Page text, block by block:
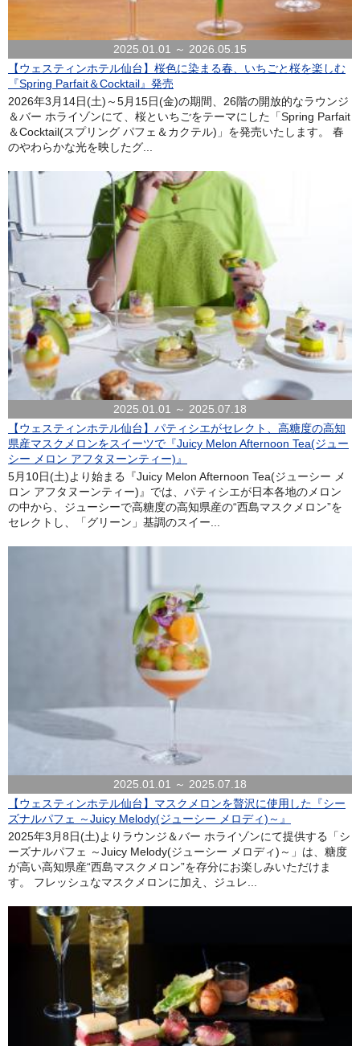
2025.01.01 ～ 2026.05.15
【ウェスティンホテル仙台】桜色に染まる春、いちごと桜を楽しむ
『Spring Parfait＆Cocktail』発売
2026年3月14日(土)～5月15日(金)の期間、26階の開放的なラウンジ
＆バー ホライゾンにて、桜といちごをテーマにした「Spring Parfait
＆Cocktail(スプリング パフェ＆カクテル)」を発売いたします。 春
のやわらかな光を映したグ...
2025.01.01 ～ 2025.07.18
【ウェスティンホテル仙台】パティシエがセレクト、高糖度の高知
県産マスクメロンをスイーツで『Juicy Melon Afternoon Tea(ジュー
シー メロン アフタヌーンティー)』
5月10日(土)より始まる『Juicy Melon Afternoon Tea(ジューシー メ
ロン アフタヌーンティー)』では、パティシエが日本各地のメロン
の中から、ジューシーで高糖度の高知県産の“西島マスクメロン”を
セレクトし、「グリーン」基調のスイー...
2025.01.01 ～ 2025.07.18
【ウェスティンホテル仙台】マスクメロンを贅沢に使用した『シー
ズナルパフェ ～Juicy Melody(ジューシー メロディ)～』
2025年3月8日(土)よりラウンジ＆バー ホライゾンにて提供する「シ
ーズナルパフェ ～Juicy Melody(ジューシー メロディ)～」は、糖度
が高い高知県産“西島マスクメロン”を存分にお楽しみいただけま
す。 フレッシュなマスクメロンに加え、ジュレ...